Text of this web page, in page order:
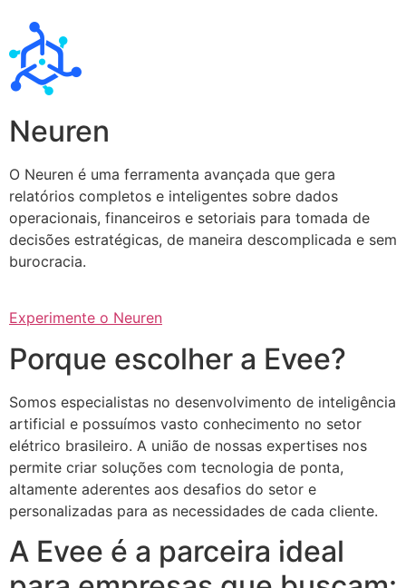
Neuren
O Neuren é uma ferramenta avançada que gera
relatórios completos e inteligentes sobre dados
operacionais, financeiros e setoriais para tomada de
decisões estratégicas, de maneira descomplicada e sem
burocracia.
Experimente o Neuren
Porque escolher a Evee?
Somos especialistas no desenvolvimento de inteligência
artificial e possuímos vasto conhecimento no setor
elétrico brasileiro. A união de nossas expertises nos
permite criar soluções com tecnologia de ponta,
altamente aderentes aos desafios do setor e
personalizadas para as necessidades de cada cliente.
A Evee é a parceira ideal